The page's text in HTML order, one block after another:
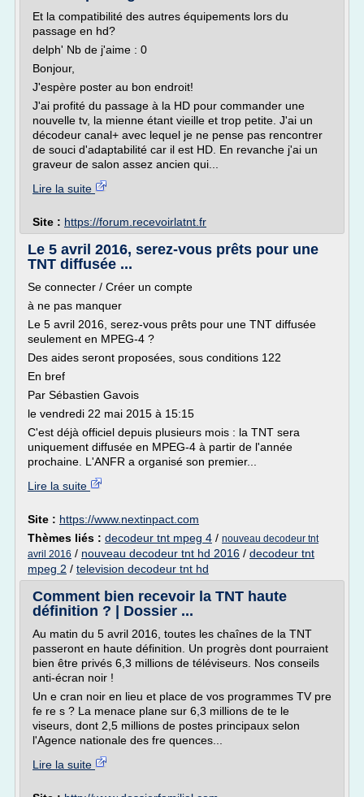
Et la compatibilité des autres équipements lors du
passage en hd?
delph' Nb de j'aime : 0
Bonjour,
J'espère poster au bon endroit!
J'ai profité du passage à la HD pour commander une
nouvelle tv, la mienne étant vieille et trop petite. J'ai un
décodeur canal+ avec lequel je ne pense pas rencontrer
de souci d'adaptabilité car il est HD. En revanche j'ai un
graveur de salon assez ancien qui...
Lire la suite
Site : https://forum.recevoirlatnt.fr
Le 5 avril 2016, serez-vous prêts pour une
TNT diffusée ...
Se connecter / Créer un compte
à ne pas manquer
Le 5 avril 2016, serez-vous prêts pour une TNT diffusée
seulement en MPEG-4 ?
Des aides seront proposées, sous conditions 122
En bref
Par Sébastien Gavois
le vendredi 22 mai 2015 à 15:15
C'est déjà officiel depuis plusieurs mois : la TNT sera
uniquement diffusée en MPEG-4 à partir de l'année
prochaine. L'ANFR a organisé son premier...
Lire la suite
Site : https://www.nextinpact.com
Thèmes liés : decodeur tnt mpeg 4 / nouveau decodeur tnt
avril 2016 / nouveau decodeur tnt hd 2016 / decodeur tnt
mpeg 2 / television decodeur tnt hd
Comment bien recevoir la TNT haute
définition ? | Dossier ...
Au matin du 5 avril 2016, toutes les chaînes de la TNT
passeront en haute définition. Un progrès dont pourraient
bien être privés 6,3 millions de téléviseurs. Nos conseils
anti-écran noir !
Un e cran noir en lieu et place de vos programmes TV pre
fe re s ? La menace plane sur 6,3 millions de te le
viseurs, dont 2,5 millions de postes principaux selon
l'Agence nationale des fre quences...
Lire la suite